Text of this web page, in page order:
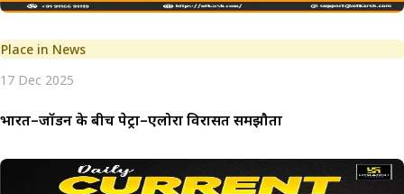
Place in News
17 Dec 2025
भारत–जॉर्डन के बीच पेट्रा–एलोरा विरासत समझौता